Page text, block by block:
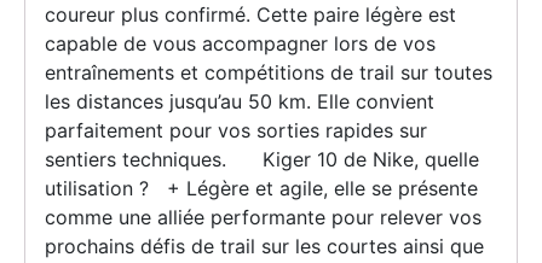
coureur plus confirmé. Cette paire légère est
capable de vous accompagner lors de vos
entraînements et compétitions de trail sur toutes
les distances jusqu’au 50 km. Elle convient
parfaitement pour vos sorties rapides sur
sentiers techniques. Kiger 10 de Nike, quelle
utilisation ? + Légère et agile, elle se présente
comme une alliée performante pour relever vos
prochains défis de trail sur les courtes ainsi que